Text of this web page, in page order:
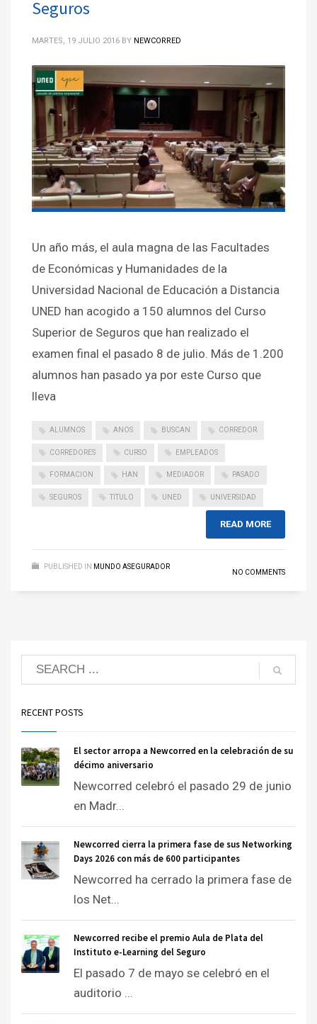
Seguros
MARTES, 19 JULIO 2016 BY NEWCORRED
Un año más, el aula magna de las Facultades
de Económicas y Humanidades de la
Universidad Nacional de Educación a Distancia
UNED han acogido a 150 alumnos del Curso
Superior de Seguros que han realizado el
examen final el pasado 8 de julio. Más de 1.200
alumnos han pasado ya por este Curso que
lleva
ALUMNOS ANOS BUSCAN CORREDOR
CORREDORES CURSO EMPLEADOS
FORMACION HAN MEDIADOR PASADO
SEGUROS TITULO UNED UNIVERSIDAD
READ MORE
PUBLISHED IN MUNDO ASEGURADOR
NO COMMENTS
RECENT POSTS
El sector arropa a Newcorred en la celebración de su
décimo aniversario
Newcorred celebró el pasado 29 de junio
en Madr...
Newcorred cierra la primera fase de sus Networking
Days 2026 con más de 600 participantes
Newcorred ha cerrado la primera fase de
los Net...
Newcorred recibe el premio Aula de Plata del
Instituto e-Learning del Seguro
El pasado 7 de mayo se celebró en el
auditorio ...